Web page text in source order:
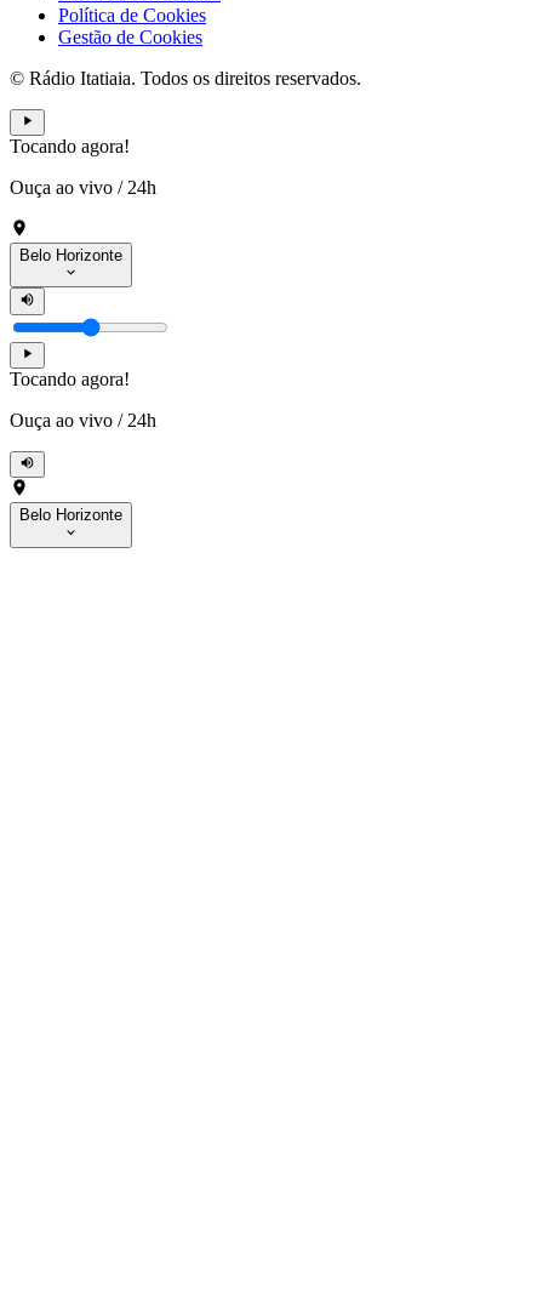
Política de Cookies
Gestão de Cookies
© Rádio Itatiaia. Todos os direitos reservados.
Tocando agora!
Ouça ao vivo / 24h
Belo Horizonte
Tocando agora!
Ouça ao vivo / 24h
Belo Horizonte